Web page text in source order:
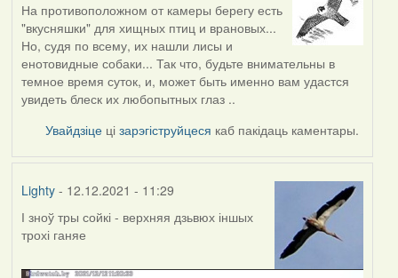
На противоположном от камеры берегу есть
"вкусняшки" для хищных птиц и врановых...
Но, судя по всему, их нашли лисы и
енотовидные собаки... Так что, будьте внимательны в
темное время суток, и, может быть именно вам удастся
увидеть блеск их любопытных глаз ..
Увайдзіце цізарэгіструйцеся каб пакідаць каментары.
Lighty- 12.12.2021 - 11:29
І зноў тры сойкі - верхняя дзьвюх іншых
трохі ганяе